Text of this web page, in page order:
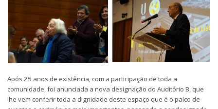
Após 25 anos de existência, com a participação de toda a
comunidade, foi anunciada a nova designação do Auditório B, que
lhe vem conferir toda a dignidade deste espaço que é o palco de